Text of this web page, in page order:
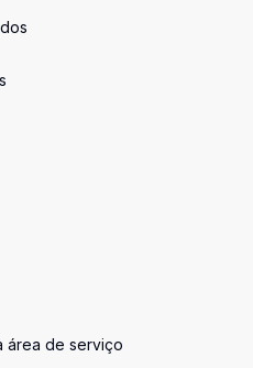
área de serviço